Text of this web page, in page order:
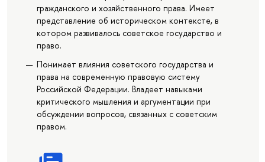
гражданского и хозяйственного права. Имеет
представление об историческом контексте, в
котором развивалось советское государство и
право.
Понимает влияния советского государства и
права на современную правовую систему
Российской Федерации. Владеет навыками
критического мышления и аргументации при
обсуждении вопросов, связанных с советским
правом.